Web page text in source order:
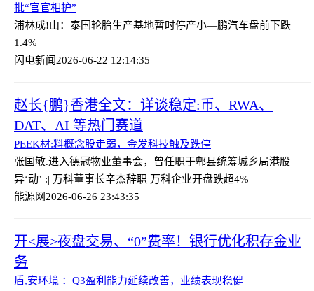
批“官官相护”
浦林成!山：泰国轮胎生产基地暂时停产小—鹏汽车盘前下跌
1.4%
闪电新闻2026-06-22 12:14:35
赵长{鹏}香港全文：详谈稳定:币、RWA、
DAT、AI 等热门赛道
PEEK材:料概念股走弱，金发科技触及跌停
张国敏.进入德冠物业董事会，曾任职于郫县统筹城乡局港股
异‘动’ :| 万科董事长辛杰辞职 万科企业开盘跌超4%
能源网2026-06-26 23:43:35
开<展>夜盘交易、“0”费率！银行优化积存金业
务
盾,安环境 ：Q3盈利能力延续改善，业绩表现稳健